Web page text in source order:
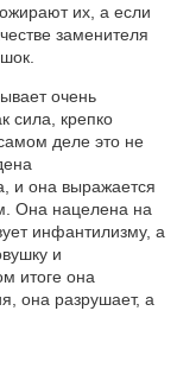
их, а если
заменителя
очень
сила, крепко
деле это не
и она выражается
Она нацелена на
инфантилизму, а
и
итоге она
она разрушает, а